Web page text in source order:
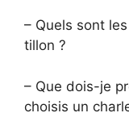
– Quels sont
tillon ?
– Que dois-je
choisis un